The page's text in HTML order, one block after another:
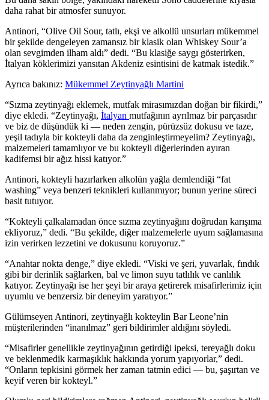
daha rahat bir atmosfer sunuyor.
Antinori, “Olive Oil Sour, tatlı, ekşi ve alkollü unsurları mükemmel
bir şekilde dengeleyen zamansız bir klasik olan Whiskey Sour’a
olan sevgimden ilham aldı” dedi. “Bu klasiğe saygı gösterirken,
İtalyan köklerimizi yansıtan Akdeniz esintisini de katmak istedik.”
Ayrıca bakınız: Mükemmel Zeytinyağlı Martini
“Sızma zeytinyağı eklemek, mutfak mirasımızdan doğan bir fikirdi,”
diye ekledi. “Zeytinyağı, İtalyan mutfağının ayrılmaz bir parçasıdır
ve biz de düşündük ki — neden zengin, pürüzsüz dokusu ve taze,
yeşil tadıyla bir kokteyli daha da zenginleştirmeyelim? Zeytinyağı,
malzemeleri tamamlıyor ve bu kokteyli diğerlerinden ayıran
kadifemsi bir ağız hissi katıyor.”
Antinori, kokteyli hazırlarken alkolün yağla demlendiği “fat
washing” veya benzeri teknikleri kullanmıyor; bunun yerine süreci
basit tutuyor.
“Kokteyli çalkalamadan önce sızma zeytinyağını doğrudan karışıma
ekliyoruz,” dedi. “Bu şekilde, diğer malzemelerle uyum sağlamasına
izin verirken lezzetini ve dokusunu koruyoruz.”
“Anahtar nokta denge,” diye ekledi. “Viski ve şeri, yuvarlak, fındık
gibi bir derinlik sağlarken, bal ve limon suyu tatlılık ve canlılık
katıyor. Zeytinyağı ise her şeyi bir araya getirerek misafirlerimiz için
uyumlu ve benzersiz bir deneyim yaratıyor.”
Gülümseyen Antinori, zeytinyağlı kokteylin Bar Leone’nin
müşterilerinden “inanılmaz” geri bildirimler aldığını söyledi.
“Misafirlergenellikle zeytinyağının getirdiği ipeksi, tereyağlı doku
ve beklenmedik karmaşıklık hakkında yorum yapıyorlar,” dedi.
“Onların tepkisini görmek her zaman tatmin edici — bu, şaşırtan ve
keyif veren bir kokteyl.”